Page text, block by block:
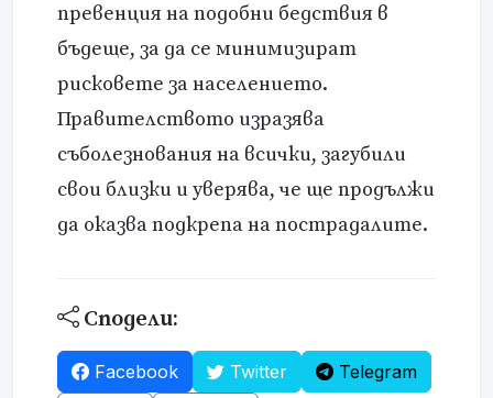
превенция на подобни бедствия в
бъдеще, за да се минимизират
рисковете за населението.
Правителството изразява
съболезнования на всички, загубили
свои близки и уверява, че ще продължи
да оказва подкрепа на пострадалите.
Сподели:
Facebook Twitter
Telegram